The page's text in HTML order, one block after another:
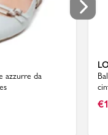
azzurre da
€